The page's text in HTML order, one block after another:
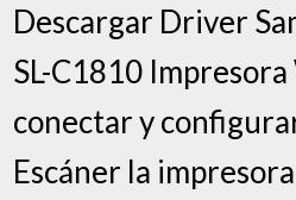
Descargar Driver
SL-C1810
conectar y
Escáner la